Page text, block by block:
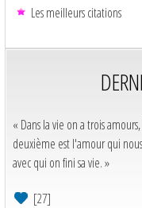
Les meilleurs citations
« Dans la vie on a trois
deuxième est l'amour qui
avec qui on fini sa vie. »
[27]